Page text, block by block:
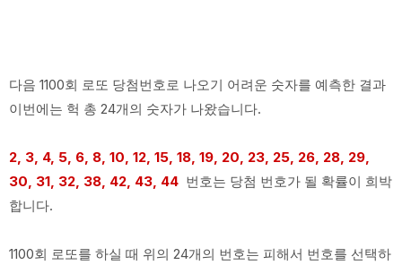
다음 1100회 로또 당첨번호로 나오기 어려운 숫자를 예측한 결과
이번에는 헉 총 24개의 숫자가 나왔습니다.
2, 3, 4, 5, 6, 8, 10, 12, 15, 18, 19, 20, 23, 25, 26, 28, 29,
30, 31, 32, 38, 42, 43, 44 번호는 당첨 번호가 될 확률이 희박
합니다.
1100회 로또를 하실 때 위의 24개의 번호는 피해서 번호를 선택하